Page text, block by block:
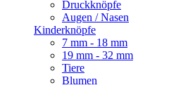
Druckknöpfe
Augen / Nasen
Kinderknöpfe
7 mm - 18 mm
19 mm - 32 mm
Tiere
Blumen